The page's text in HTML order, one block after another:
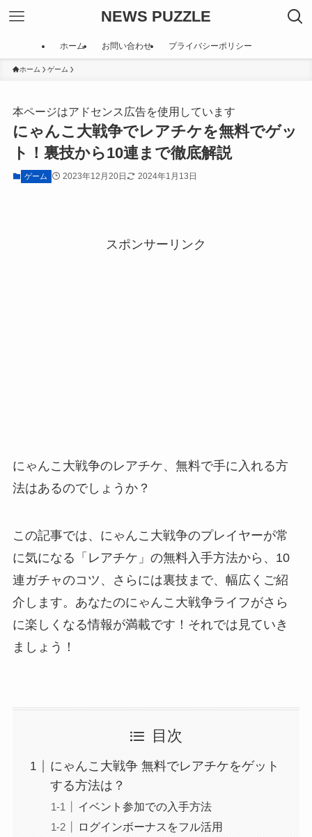
NEWS PUZZLE
ホーム お問い合わせ プライバシーポリシー
ホーム ゲーム
本ページはアドセンス広告を使用しています
にゃんこ大戦争でレアチケを無料でゲッ
ト！裏技から10連まで徹底解説
ゲーム 2023年12月20日 2024年1月13日
スポンサーリンク
にゃんこ大戦争のレアチケ、無料で手に入れる方
法はあるのでしょうか？
この記事では、にゃんこ大戦争のプレイヤーが常
に気になる「レアチケ」の無料入手方法から、10
連ガチャのコツ、さらには裏技まで、幅広くご紹
介します。あなたのにゃんこ大戦争ライフがさら
に楽しくなる情報が満載です！それでは見ていき
ましょう！
目次
にゃんこ大戦争 無料でレアチケをゲット
する方法は？
イベント参加での入手方法
ログインボーナスをフル活用